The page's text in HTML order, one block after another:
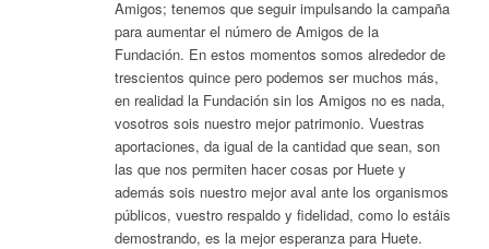
Amigos; tenemos que seguir impulsando la campaña
para aumentar el número de Amigos de la
Fundación. En estos momentos somos alrededor de
trescientos quince pero podemos ser muchos más,
en realidad la Fundación sin los Amigos no es nada,
vosotros sois nuestro mejor patrimonio. Vuestras
aportaciones, da igual de la cantidad que sean, son
las que nos permiten hacer cosas por Huete y
además sois nuestro mejor aval ante los organismos
públicos, vuestro respaldo y fidelidad, como lo estáis
demostrando, es la mejor esperanza para Huete.